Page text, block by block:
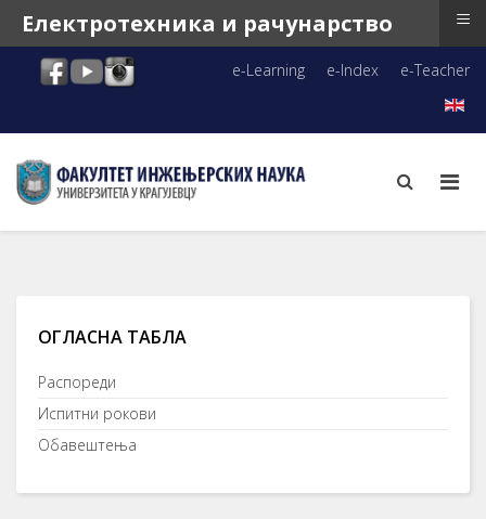
e-Learning e-Index e-Teacher
ОГЛАСНА ТАБЛА
Распореди
Испитни рокови
Обавештења
Електротехника и рачунарство ≡